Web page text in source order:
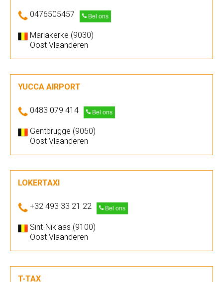
0476505457 Bel ons
Mariakerke (9030)
Oost Vlaanderen
YUCCA AIRPORT
0483 079 414 Bel ons
Gentbrugge (9050)
Oost Vlaanderen
LOKERTAXI
+32 493 33 21 22 Bel ons
Sint-Niklaas (9100)
Oost Vlaanderen
T-TAX